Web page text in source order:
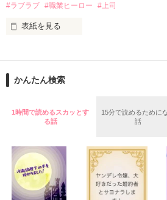
鳴海哲平 (なるみてっぺい)
2026.6.5～2026.7.25
＊以前、公開していた話の改稿版です＊
#ラブラブ #職業ヒーロー #上司
表紙を見る
ションの企画戦略室で働いている。
めた、同期で恋人の石垣守（26）がい
いた。
守と由羅から『便利屋雛子』と馬鹿に
た上、同居まで提案してきて──？
鷹哉『宜しくな、俺の雛子』🦅
雛子『俺の……ひぃ、雛子？！！！』🐥
かんたん検索
1時間で読めるスカッとす
る話
15分で読めるために
話